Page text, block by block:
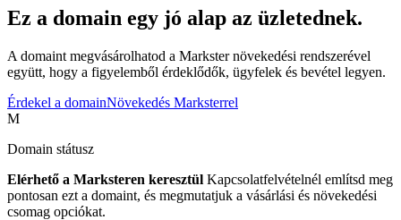
Ez a domain egy jó alap az üzletednek.
A domaint megvásárolhatod a Markster növekedési rendszerével
együtt, hogy a figyelemből érdeklődők, ügyfelek és bevétel legyen.
Érdekel a domainNövekedés Marksterrel
M
Domain státusz
Elérhető a Marksteren keresztül Kapcsolatfelvételnél említsd meg
pontosan ezt a domaint, és megmutatjuk a vásárlási és növekedési
csomag opciókat.